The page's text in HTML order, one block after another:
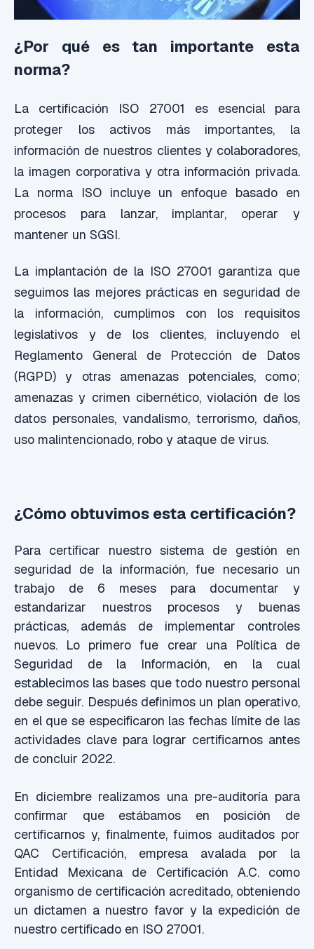
¿Por qué es tan importante esta
norma?
La certificación ISO 27001 es esencial para
proteger los activos más importantes, la
información de nuestros clientes y colaboradores,
la imagen corporativa y otra información privada.
La norma ISO incluye un enfoque basado en
procesos para lanzar, implantar, operar y
mantener un SGSI.
La implantación de la ISO 27001 garantiza que
seguimos las mejores prácticas en seguridad de
la información, cumplimos con los requisitos
legislativos y de los clientes, incluyendo el
Reglamento General de Protección de Datos
(RGPD) y otras amenazas potenciales, como;
amenazas y crimen cibernético, violación de los
datos personales, vandalismo, terrorismo, daños,
uso malintencionado, robo y ataque de virus.
¿Cómo obtuvimos esta certificación?
Para certificar nuestro sistema de gestión en
seguridad de la información, fue necesario un
trabajo de 6 meses para documentar y
estandarizar nuestros procesos y buenas
prácticas, además de implementar controles
nuevos. Lo primero fue crear una Política de
Seguridad de la Información, en la cual
establecimos las bases que todo nuestro personal
debe seguir. Después definimos un plan operativo,
en el que se especificaron las fechas límite de las
actividades clave para lograr certificarnos antes
de concluir 2022.
En diciembre realizamos una pre-auditoría para
confirmar que estábamos en posición de
certificarnos y, finalmente, fuimos auditados por
QAC Certificación, empresa avalada por la
Entidad Mexicana de Certificación A.C. como
organismo de certificación acreditado, obteniendo
un dictamen a nuestro favor y la expedición de
nuestro certificado en ISO 27001.